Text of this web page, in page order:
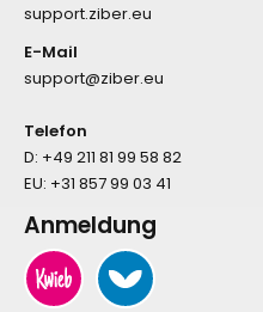
support.ziber.eu
E-Mail
support@ziber.eu
Telefon
D: +49 211 81 99 58 82
EU: +31 857 99 03 41
Anmeldung